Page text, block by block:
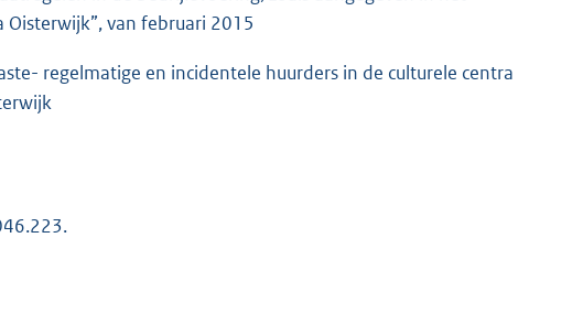
van februari 2015
regelmatige en incidentele huurders in de culturele centra